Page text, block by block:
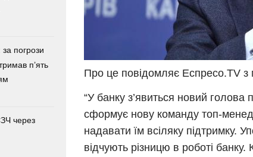
Про це повідомляє Еспресо.TV з
“У банку з’явиться новий
сформує нову команду топ-
надавати їм всіляку підтримку.
відчують різницю в роботі
за погрози
п’ять
через